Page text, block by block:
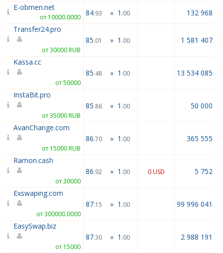
E-obmen.net
от 10000.0000 84.93 » 1 .00
132 968.62
Transfer24.pro
от 30000 RUB
85.01 » 1 .00 1 581 407.53
Kassa.cc
от 50000
85.48 » 1 .00 13 534 085.16
InstaBit.pro
от 35000 RUB
85.86 » 1 .00 50 000.00
AvanChange.com
от 15000 RUB
86.70 » 1 .00 365 555.75
Ramon.cash
от 30000
86.92 » 1 .00 0 USD 5 752.71
Exswaping.com
от 300000.0000
87.15 » 1 .00 99 996 041.60
EasySwap.biz
от 15000
87.30 » 1 .00 2 988 191.00